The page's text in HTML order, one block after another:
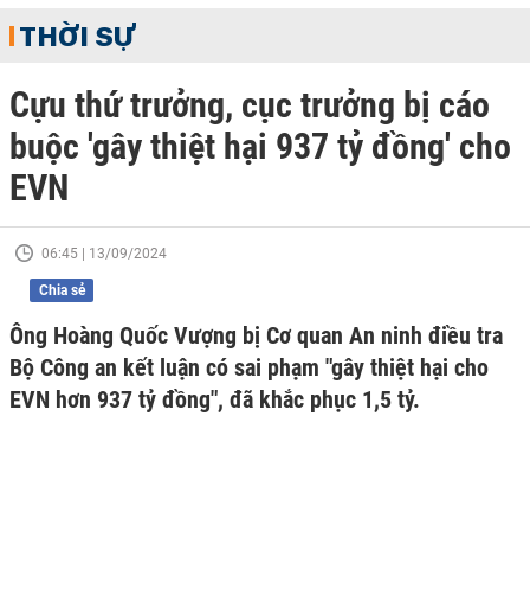
THỜI SỰ
Cựu thứ trưởng, cục trưởng bị cáo
buộc 'gây thiệt hại 937 tỷ đồng' cho
EVN
06:45 | 13/09/2024
Chia sẻ
Ông Hoàng Quốc Vượng bị Cơ quan An ninh điều tra
Bộ Công an kết luận có sai phạm "gây thiệt hại cho
EVN hơn 937 tỷ đồng", đã khắc phục 1,5 tỷ.